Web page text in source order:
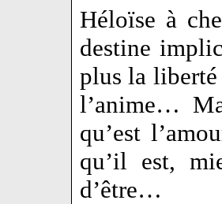
Héloïse à
destine
plus la liberté
l’anime…
qu’est
qu’il est,
d’être…